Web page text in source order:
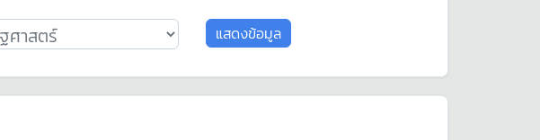
แสดงข้อมูล